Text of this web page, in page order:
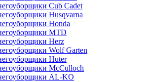
Cub Cadet
Husqvarna
Honda
MTD
Herz
Wolf Garten
Huter
McCulloch
AL-KO